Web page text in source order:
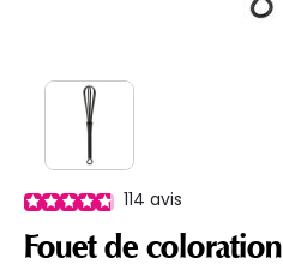
114 avis
Fouet de coloration